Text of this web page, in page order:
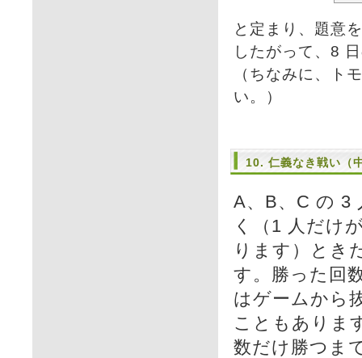
と定まり、題意
したがって、8
（ちなみに、ト
い。）
10. 仁義なき戦い（
A、B、C の 3
く（1 人だけ
ります）とき
す。勝った回
はゲームから
こともありま
数だけ勝つま